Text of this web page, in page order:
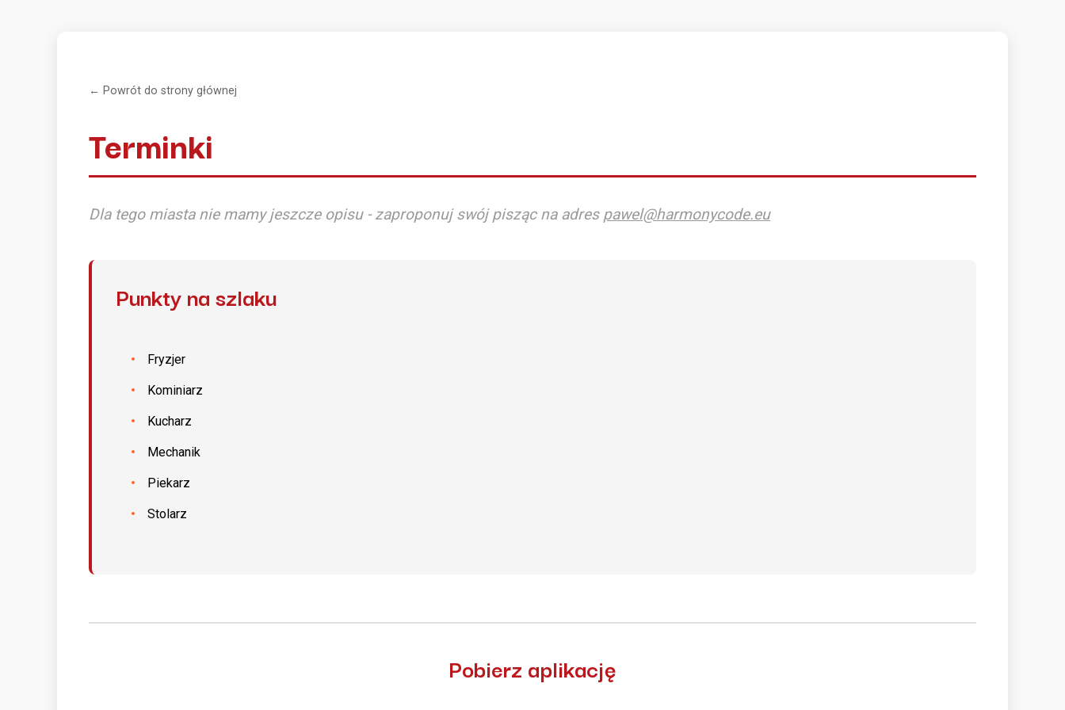
← Powrót do strony głównej
Terminki
Dla tego miasta nie mamy jeszcze opisu - zaproponuj swój pisząc na adres pawel@harmonycode.eu
Punkty na szlaku
Fryzjer
Kominiarz
Kucharz
Mechanik
Piekarz
Stolarz
Pobierz aplikację